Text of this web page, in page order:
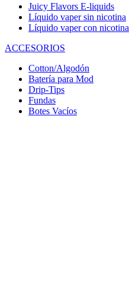
Juicy Flavors E-liquids
Líquido vaper sin nicotina
Líquido vaper con nicotina
ACCESORIOS
Cotton/Algodón
Batería para Mod
Drip-Tips
Fundas
Botes Vacíos